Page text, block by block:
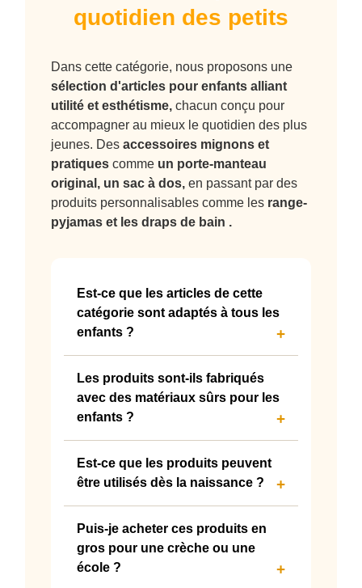
quotidien des petits
Dans cette catégorie, nous proposons une
sélection d'articles pour enfants alliant
utilité et esthétisme, chacun conçu pour
accompagner au mieux le quotidien des plus
jeunes. Des accessoires mignons et
pratiques comme un porte-manteau
original , un sac à dos, en passant par des
produits personnalisables comme les range-
pyjamas et les draps de bain .
Est-ce que les articles de cette
catégorie sont adaptés à tous les
enfants ?
Chaque produit est conçu pour
répondre aux besoins des
enfants de divers âges,
Les produits sont-ils fabriqués
avec des matériaux sûrs pour les
enfants ?
Tous nos produits sontfabriqués à
partir de matériaux sûrs, non
sécurité des enfants.
Est-ce que les produits peuvent
être utilisés dès la naissance ?
La plupart des produits sont
adaptés aux jeunes enfants,
il est important de
Puis-je acheter ces produits en
gros pour une crèche ou une
école ?